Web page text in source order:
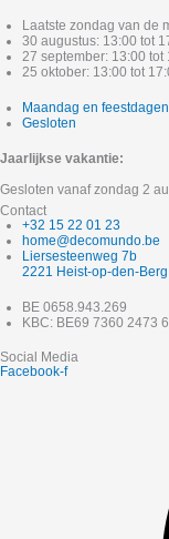
Laatste zondag van de
30 augustus: 13:00 tot
27 september: 13:00 tot
25 oktober: 13:00 tot
Maandag en feestdagen
Gesloten
Jaarlijkse vakantie:
Gesloten vanaf zondag 2
Contact
+32 15 22 01 23
home@decomundo.be
Liersesteenweg 7b
2221 Heist-op-den-Berg
BE 0658.943.269
KBC: BE69 7360 2473
Social Media
Facebook-f